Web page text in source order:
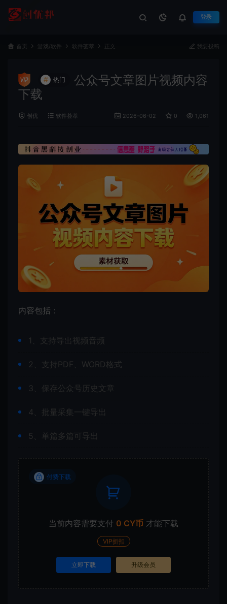
登录
首页 游戏/软件 软件荟萃 正文 我要投稿
# 热门
公众号文章图片视频内容
下载
创优 软件荟萃 2026-06-02 0 1,061
内容包括：
1、支持导出视频音频
2、支持PDF、WORD格式
3、保存公众号历史文章
4、批量采集一键导出
5、单篇多篇可导出
付费下载
当前内容需要支付 0 CY币 才能下载
VIP折扣
立即下载 升级会员